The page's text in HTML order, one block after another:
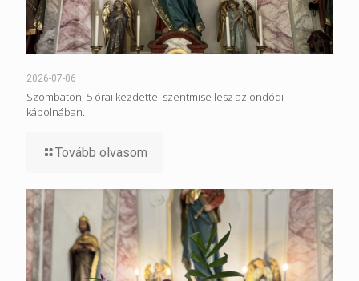
2026-07-06
Szombaton, 5 órai kezdettel szentmise lesz az ondódi
kápolnában.
Tovább olvasom